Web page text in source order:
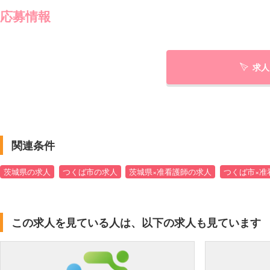
応募情報
求
関連条件
茨城県の求人 つくば市の求人 茨城県×准看護師の求人 つくば市×准
この求人を見ている人は、以下の求人も見ています